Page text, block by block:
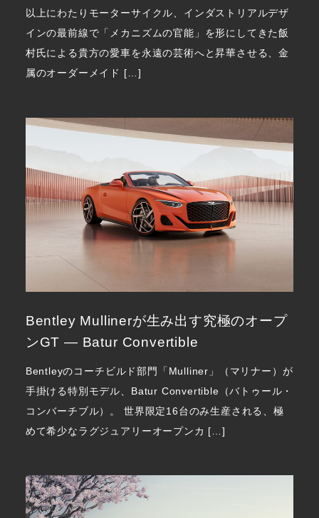
以上にわたりモーターサイクル、インダストリアルデザ
インの最前線で「メカニズムの官能」を形にしてきた飯
村氏による貴方の愛車を永遠の芸術へと昇華させる、金
属のオーダーメイド […]
Bentley Mullinerが生み出す究極のオープ
ンGT ― Batur Convertible
Bentleyのコーチビルド部門「Mulliner」（マリナー）が
手掛ける特別モデル、Batur Convertible（バトゥール・
コンバーチブル）。 世界限定16台のみ生産される、極
めて希少なラグジュアリーオープンカ […]